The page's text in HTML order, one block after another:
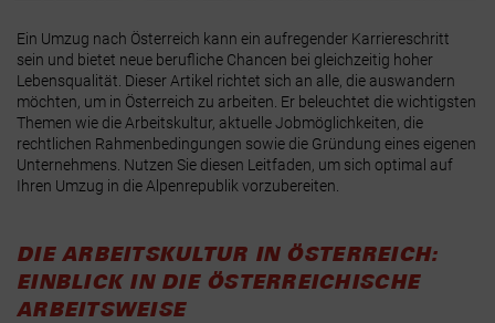
Ein Umzug nach Österreich kann ein aufregender Karriereschritt
sein und bietet neue berufliche Chancen bei gleichzeitig hoher
Lebensqualität. Dieser Artikel richtet sich an alle, die auswandern
möchten, um in Österreich zu arbeiten. Er beleuchtet die wichtigsten
Themen wie die Arbeitskultur, aktuelle Jobmöglichkeiten, die
rechtlichen Rahmenbedingungen sowie die Gründung eines eigenen
Unternehmens. Nutzen Sie diesen Leitfaden, um sich optimal auf
Ihren Umzug in die Alpenrepublik vorzubereiten.
DIE ARBEITSKULTUR IN ÖSTERREICH:
EINBLICK IN DIE ÖSTERREICHISCHE
ARBEITSWEISE